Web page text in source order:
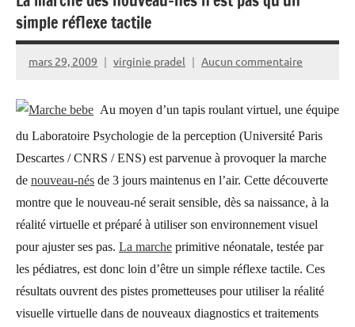
simple réflexe tactile
mars 29, 2009 virginie pradel Aucun commentaire
Au moyen d’un tapis roulant virtuel, une équipe
du Laboratoire Psychologie de la perception (Université Paris
Descartes / CNRS / ENS) est parvenue à provoquer la marche
de nouveau-nés de 3 jours maintenus en l’air. Cette découverte
montre que le nouveau-né serait sensible, dès sa naissance, à la
réalité virtuelle et préparé à utiliser son environnement visuel
pour ajuster ses pas. La marche primitive néonatale, testée par
les pédiatres, est donc loin d’être un simple réflexe tactile. Ces
résultats ouvrent des pistes prometteuses pour utiliser la réalité
visuelle virtuelle dans de nouveaux diagnostics et traitements